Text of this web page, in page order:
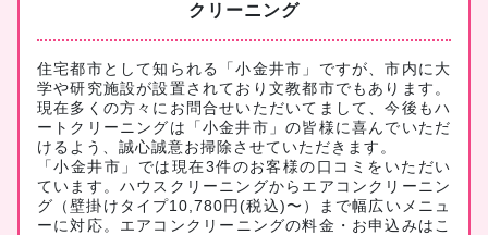
クリーニング
住宅都市として知られる「小金井市」ですが、市内に大
学や研究施設が設置されており文教都市でもあります。
現在多くの方々にお問合せいただいてまして、今後もハ
ートクリーニングは「小金井市」の皆様に喜んでいただ
けるよう、誠心誠意お掃除させていただきます。
「小金井市」では現在3件のお客様の口コミをいただい
ています。ハウスクリーニングからエアコンクリーニン
グ（壁掛けタイプ10,780円(税込)〜）まで幅広いメニュ
ーに対応。 エアコンクリーニングの料金・お申込みはこ